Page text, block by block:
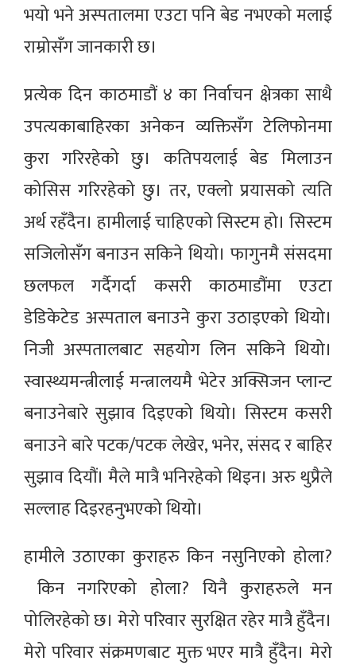
भयो भने अस्पतालमा एउटा पनि बेड नभएको मलाई
राम्रोसँग जानकारी छ।
प्रत्येक दिन काठमाडौं ४ का निर्वाचन क्षेत्रका साथै
उपत्यकाबाहिरका अनेकन व्यक्तिसँग टेलिफोनमा
कुरा गरिरहेको छु। कतिपयलाई बेड मिलाउन
कोसिस गरिरहेको छु। तर, एक्लो प्रयासको त्यति
अर्थ रहँदैन। हामीलाई चाहिएको सिस्टम हो। सिस्टम
सजिलोसँग बनाउन सकिने थियो। फागुनमै संसदमा
छलफल गर्दैगर्दा कसरी काठमाडौंमा एउटा
डेडिकेटेड अस्पताल बनाउने कुरा उठाइएको थियो।
निजी अस्पतालबाट सहयोग लिन सकिने थियो।
स्वास्थ्यमन्त्रीलाई मन्त्रालयमै भेटेर अक्सिजन प्लान्ट
बनाउनेबारे सुझाव दिइएको थियो। सिस्टम कसरी
बनाउने बारे पटक/पटक लेखेर, भनेर, संसद र बाहिर
सुझाव दियौं। मैले मात्रै भनिरहेको थिइन। अरु थुप्रैले
सल्लाह दिइरहनुभएको थियो।
हामीले उठाएका कुराहरु किन नसुनिएको होला?
किन नगरिएको होला? यिनै कुराहरुले मन
पोलिरहेको छ। मेरो परिवार सुरक्षित रहेर मात्रै हुँदैन।
मेरो परिवार संक्रमणबाट मुक्त भएर मात्रै हुँदैन। मेरो